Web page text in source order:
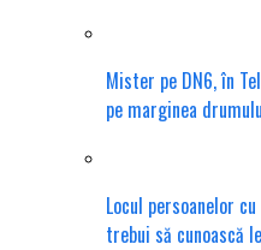
Mister pe DN6, în
pe marginea
Locul persoanelor
trebui să cunoască